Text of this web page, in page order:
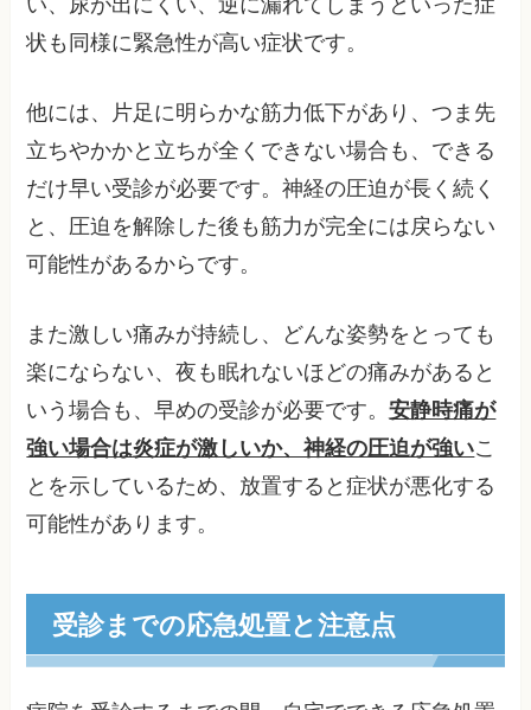
い、尿が出にくい、逆に漏れてしまうといった症
状も同様に緊急性が高い症状です。
他には、片足に明らかな筋力低下があり、つま先
立ちやかかと立ちが全くできない場合も、できる
だけ早い受診が必要です。神経の圧迫が長く続く
と、圧迫を解除した後も筋力が完全には戻らない
可能性があるからです。
また激しい痛みが持続し、どんな姿勢をとっても
楽にならない、夜も眠れないほどの痛みがあると
いう場合も、早めの受診が必要です。安静時痛が
強い場合は炎症が激しいか、神経の圧迫が強いこ
とを示しているため、放置すると症状が悪化する
可能性があります。
受診までの応急処置と注意点